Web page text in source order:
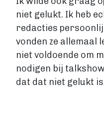
niet gelukt. Ik heb
redacties
vonden ze allemaal
niet voldoende om
nodigen bij
dat dat niet gelukt